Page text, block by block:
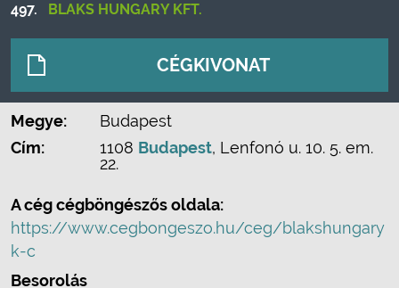
497. BLAKS HUNGARY KFT.
CÉGKIVONAT
Megye:
Budapest
Cím:
1108 Budapest, Lenfonó u. 10. 5. em.
22.
A cég cégböngészős oldala:
https://www.cegbongeszo.hu/ceg/blakshungary
k-c
Besorolás